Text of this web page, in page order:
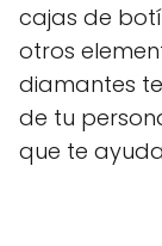
cajas de
otros
diamantes
de tu
que te